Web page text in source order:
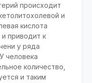
происходит
и
кислота
и приводит к
у ряда
человека
количество,
и таким